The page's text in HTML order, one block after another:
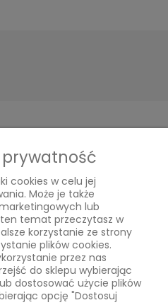
cookies w celu jej
Może je także
lub
temat przeczytasz w
korzystanie ze strony
plików cookies.
przez nas
do sklepu wybierając
dostosować użycie plików
opcję "Dostosuj